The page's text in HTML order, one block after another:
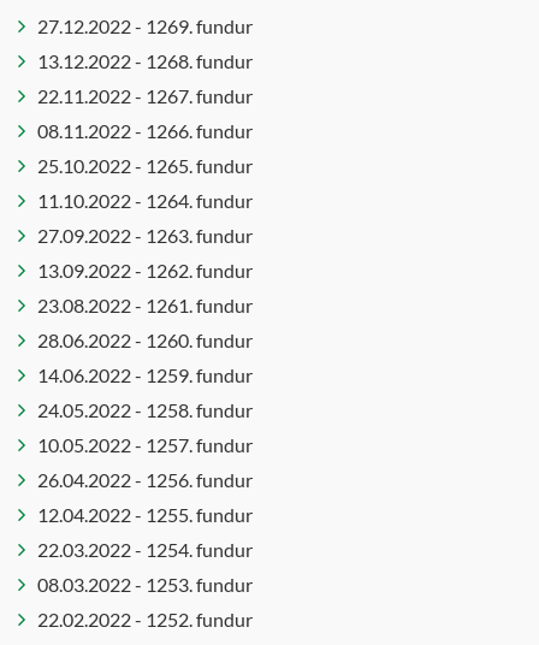
27.12.2022 - 1269. fundur
13.12.2022 - 1268. fundur
22.11.2022 - 1267. fundur
08.11.2022 - 1266. fundur
25.10.2022 - 1265. fundur
11.10.2022 - 1264. fundur
27.09.2022 - 1263. fundur
13.09.2022 - 1262. fundur
23.08.2022 - 1261. fundur
28.06.2022 - 1260. fundur
14.06.2022 - 1259. fundur
24.05.2022 - 1258. fundur
10.05.2022 - 1257. fundur
26.04.2022 - 1256. fundur
12.04.2022 - 1255. fundur
22.03.2022 - 1254. fundur
08.03.2022 - 1253. fundur
22.02.2022 - 1252. fundur